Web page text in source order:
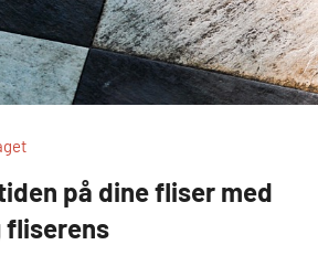
på dine fliser med